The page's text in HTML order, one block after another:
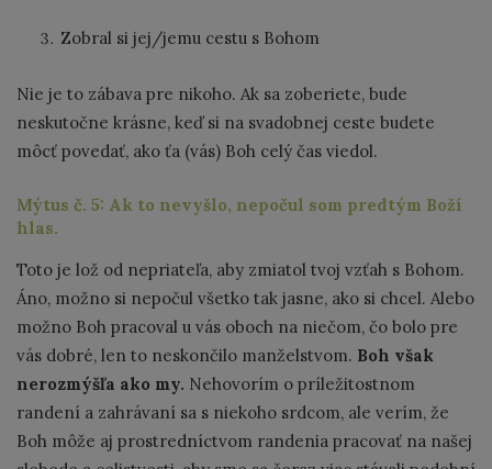
Zobral si jej/jemu cestu s Bohom
Nie je to zábava pre nikoho. Ak sa zoberiete, bude
neskutočne krásne, keď si na svadobnej ceste budete
môcť povedať, ako ťa (vás) Boh celý čas viedol.
Mýtus č. 5: Ak to nevyšlo, nepočul som predtým Boží
hlas.
Toto je lož od nepriateľa, aby zmiatol tvoj vzťah s Bohom.
Áno, možno si nepočul všetko tak jasne, ako si chcel. Alebo
možno Boh pracoval u vás oboch na niečom, čo bolo pre
vás dobré, len to neskončilo manželstvom. Boh však
nerozmýšľa ako my. Nehovorím o príležitostnom
randení a zahrávaní sa s niekoho srdcom, ale verím, že
Boh môže aj prostredníctvom randenia pracovať na našej